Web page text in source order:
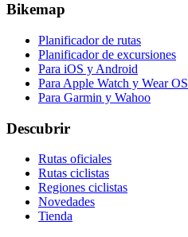
Bikemap
Planificador de rutas
Planificador de excursiones
Para iOS y Android
Para Apple Watch y Wear OS
Para Garmin y Wahoo
Descubrir
Rutas oficiales
Rutas ciclistas
Regiones ciclistas
Novedades
Tienda